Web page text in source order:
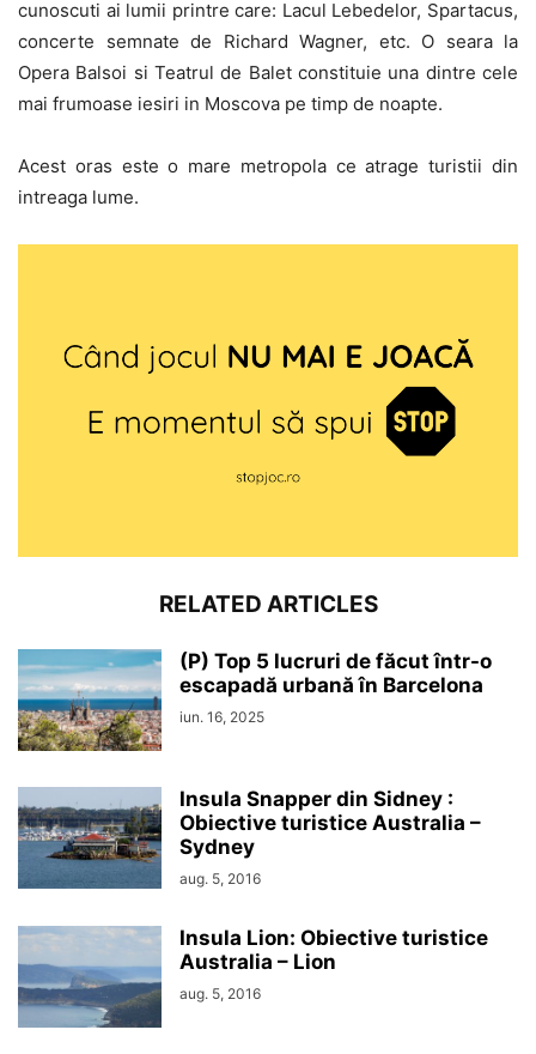
cunoscuti ai lumii printre care: Lacul Lebedelor, Spartacus,
concerte semnate de Richard Wagner, etc. O seara la
Opera Balsoi si Teatrul de Balet constituie una dintre cele
mai frumoase iesiri in Moscova pe timp de noapte.
Acest oras este o mare metropola ce atrage turistii din
intreaga lume.
RELATED ARTICLES
(P) Top 5 lucruri de făcut într-o
escapadă urbană în Barcelona
iun. 16, 2025
Insula Snapper din Sidney :
Obiective turistice Australia –
Sydney
aug. 5, 2016
Insula Lion: Obiective turistice
Australia – Lion
aug. 5, 2016